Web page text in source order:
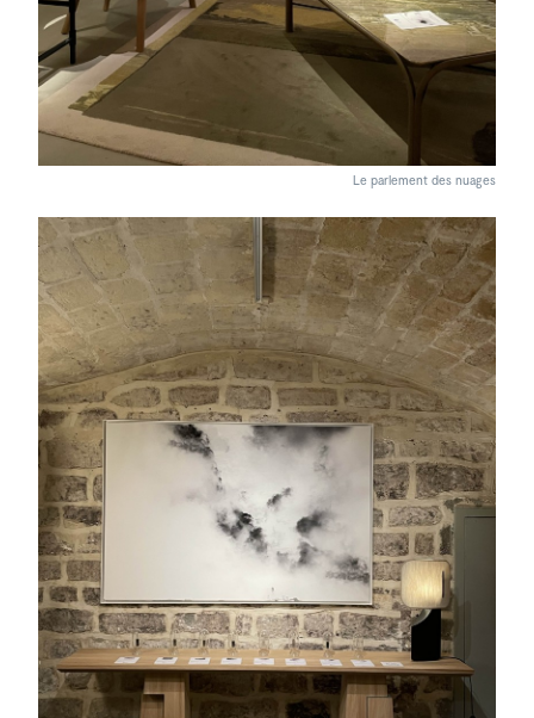
Le parlement des nuages